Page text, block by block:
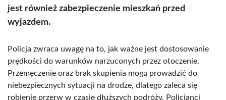
jest również zabezpieczenie mieszkań przed
wyjazdem.
Policja zwraca uwagę na to, jak ważne jest dostosowanie
prędkości do warunków narzuconych przez otoczenie.
Przemęczenie oraz brak skupienia mogą prowadzić do
niebezpiecznych sytuacji na drodze, dlatego zaleca się
robienie przerw w czasie dłuższych podróży. Policjanci